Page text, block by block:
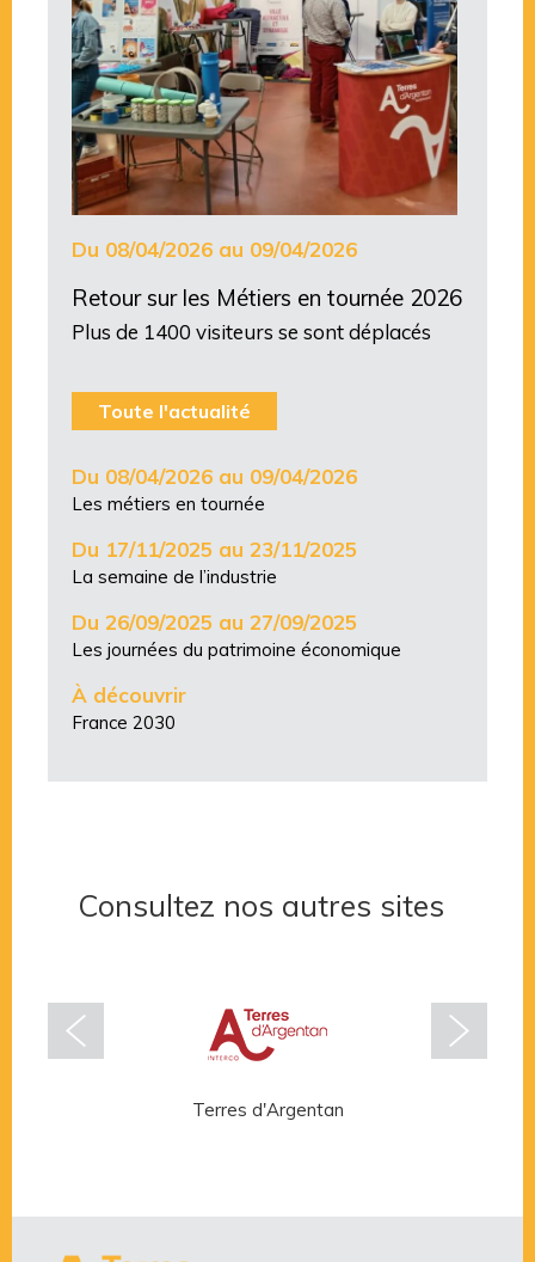
Du 08/04/2026 au 09/04/2026
Retour sur les Métiers en tournée 2026
Plus de 1400 visiteurs se sont déplacés
Toute l'actualité
Du 08/04/2026 au 09/04/2026
Les métiers en tournée
Du 17/11/2025 au 23/11/2025
La semaine de l’industrie
Du 26/09/2025 au 27/09/2025
Les journées du patrimoine économique
À découvrir
France 2030
Consultez nos autres sites
Terres d'Argentan